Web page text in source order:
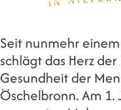
50 Jahre
Seit nunmehr
schlägt das Herz
Gesundheit der
Öschelbronn. Am